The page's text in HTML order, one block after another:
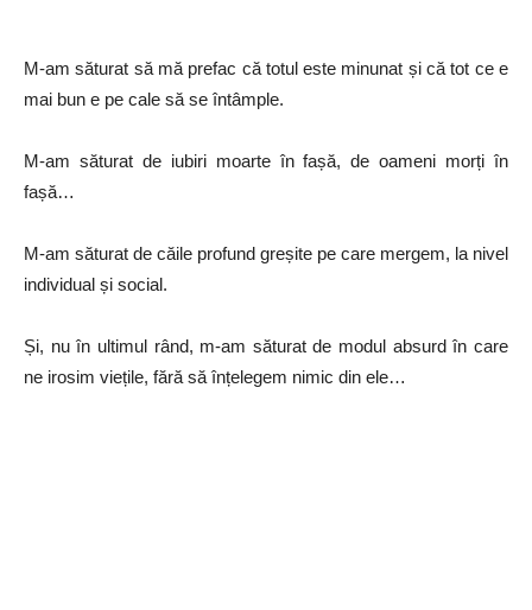
M-am săturat să mă prefac că totul este minunat și că tot ce e
mai bun e pe cale să se întâmple.
M-am săturat de iubiri moarte în fașă, de oameni morți în
fașă…
M-am săturat de căile profund greșite pe care mergem, la nivel
individual și social.
Și, nu în ultimul rând, m-am săturat de modul absurd în care
ne irosim viețile, fără să înțelegem nimic din ele…